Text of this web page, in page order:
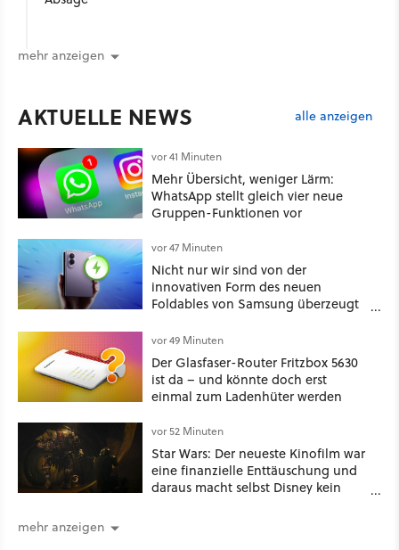
mehr anzeigen
AKTUELLE NEWS alle anzeigen
vor 41 Minuten
Mehr Übersicht, weniger Lärm:
WhatsApp stellt gleich vier neue
Gruppen-Funktionen vor
vor 47 Minuten
Nicht nur wir sind von der
innovativen Form des neuen
Foldables von Samsung überzeugt
neue Vorbesteller-Rekorde auf
vor 49 Minuten
Der Glasfaser-Router Fritzbox 5630
ist da – und könnte doch erst
einmal zum Ladenhüter werden
vor 52 Minuten
Star Wars: Der neueste Kinofilm war
eine finanzielle Enttäuschung und
daraus macht selbst Disney kein
mehr anzeigen